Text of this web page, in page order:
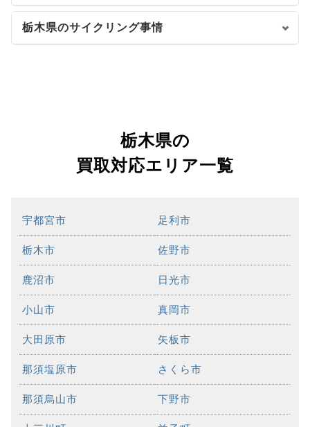
栃木県のサイクリング事情
栃木県の
買取対応エリア一覧
宇都宮市 足利市
栃木市 佐野市
鹿沼市 日光市
小山市 真岡市
大田原市 矢板市
那須塩原市 さくら市
那須烏山市 下野市